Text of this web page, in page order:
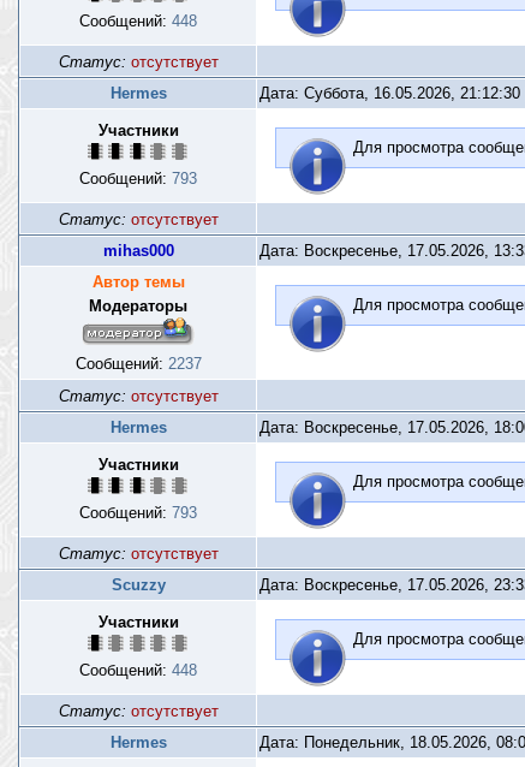
Сообщений: 448
Статус: отсутствует
Hermes
Дата: Суббота, 16.05.2026,
Участники
Сообщений: 793
Для просмотра
Статус: отсутствует
mihas000
Дата: Воскресенье, 17.05.2026,
Автор темы
Модераторы
Сообщений: 2237
Для просмотра
Статус: отсутствует
Hermes
Дата: Воскресенье, 17.05.2026,
Участники
Сообщений: 793
Для просмотра
Статус: отсутствует
Scuzzy
Дата: Воскресенье, 17.05.2026,
Участники
Сообщений: 448
Для просмотра
Статус: отсутствует
Hermes
Дата: Понедельник, 18.05.2026,